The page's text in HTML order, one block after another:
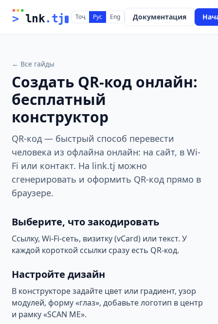
> lnk.tj Тоҷ Рус Eng Документация
← Все гайды
Создать QR-код онлайн:
бесплатный
конструктор
QR-код — быстрый способ перевести
человека из офлайна онлайн: на сайт, в Wi-
Fi или контакт. На link.tj можно
сгенерировать и оформить QR-код прямо в
браузере.
Выберите, что закодировать
Ссылку, Wi-Fi-сеть, визитку (vCard) или текст. У
каждой короткой ссылки сразу есть QR-код.
Настройте дизайн
В конструкторе задайте цвет или градиент, узор
модулей, форму «глаз», добавьте логотип в центр
и рамку «SCAN ME».